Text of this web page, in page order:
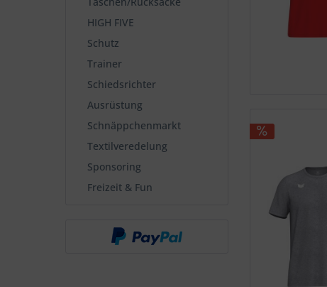
HIGH FIVE
Schutz
Trainer
Schiedsrichter
Ausrüstung
Schnäppchenmarkt
Textilveredelung
Sponsoring
Freizeit & Fun